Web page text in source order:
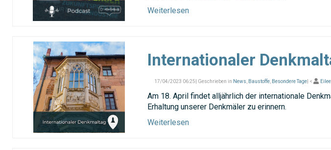
Weiterlesen
Internationaler
17/04/2023 06:25| Geschrieben in News Baustoffe Besondere Tage | <
Am 18. April findet alljährlich der internationale
Erhaltung unserer Denkmäler zu erinnern.
Weiterlesen